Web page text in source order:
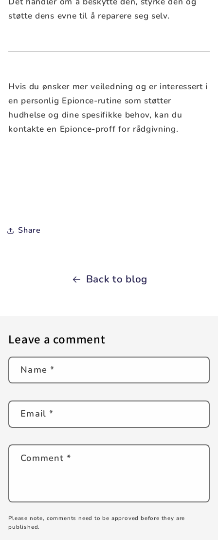
støtte dens evne til å reparere seg selv.
Hvis du ønsker mer veiledning og er interessert i
en personlig Epionce-rutine som støtter
hudhelse og dine spesifikke behov, kan du
kontakte en Epionce-proff for rådgivning.
Share
Back to blog
Leave a comment
Name *
Email*
Comment*
Please note, comments need to be approved before they are
published.